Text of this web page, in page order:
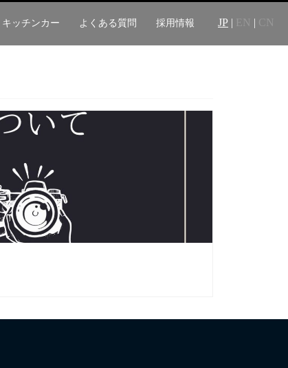
キッチンカー よくある質問 採用情報 JP | EN | CN